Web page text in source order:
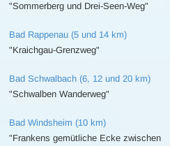
"Sommerberg und Drei-Seen-Weg"
Bad Rappenau (5 und 14 km)
"Kraichgau-Grenzweg"
Bad Schwalbach (6, 12 und 20 km)
"Schwalben Wanderweg"
Bad Windsheim (10 km)
"Frankens gemütliche Ecke zwischen